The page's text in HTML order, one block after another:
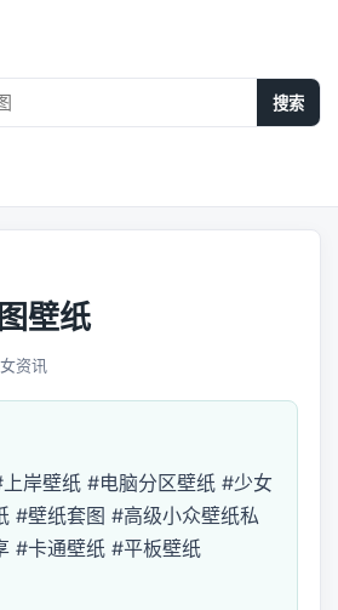
搜索
壁纸
资讯
岸壁纸 #电脑分区壁纸 #少女
#壁纸套图 #高级小众壁纸私
#卡通壁纸 #平板壁纸